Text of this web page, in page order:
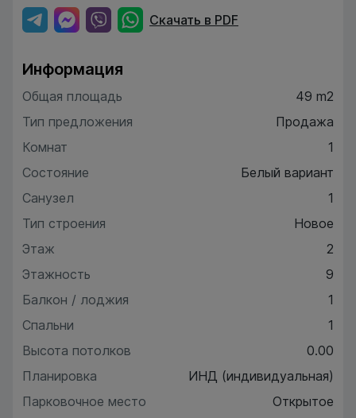
Скачать в PDF
Информация
Общая площадь
49 m2
Тип предложения
Продажа
Комнат
1
Состояние
Белый вариант
Санузел
1
Тип строения
Новое
Этаж
2
Этажность
9
Балкон / лоджия
1
Спальни
1
Высота потолков
0.00
Планировка
ИНД (индивидуальная)
Парковочное место
Открытое